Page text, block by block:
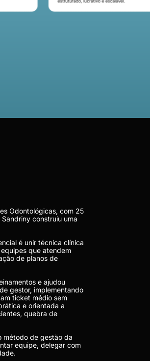
Odontológicas, com 25
construiu uma
é unir técnica clínica
que atendem
de planos de
e ajudou
gestor, implementando
ticket médio sem
e orientada a
quebra de
método de gestão da
equipe, delegar com